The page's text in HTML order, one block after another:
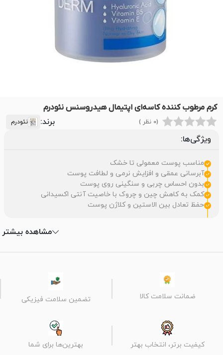
کرم مرطوب کننده کاسه‌ای اپتیمال هیدروسنس نئودرم
(0 نظر ) برند: نئودرم
ویژگی‌ها:
مناسب پوست معمولی تا خشک
آبرسانی عمقی و افزایش نرمی و لطافت پوست
بدون احساس چربی و سنگینی روی پوست
کمک به کاهش چین و چروک با خاصیت آنتی اکسیدانی
حفظ تعادل بین الاستین و کلاژن پوست
مشاهده بیشتر
ضمانت سلامت کالا تضمین سلامت فیزیکی
کیفیت برتر، انتخاب بهتر بهترین‌ها برای شما